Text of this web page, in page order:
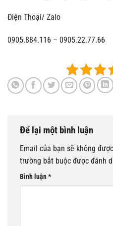
Điện Thoại/ Zalo
0905.884.116 – 0905.22.77.66
Để lại một bình luận
Email của bạn sẽ không
trường bắt buộc được đánh
Bình luận*